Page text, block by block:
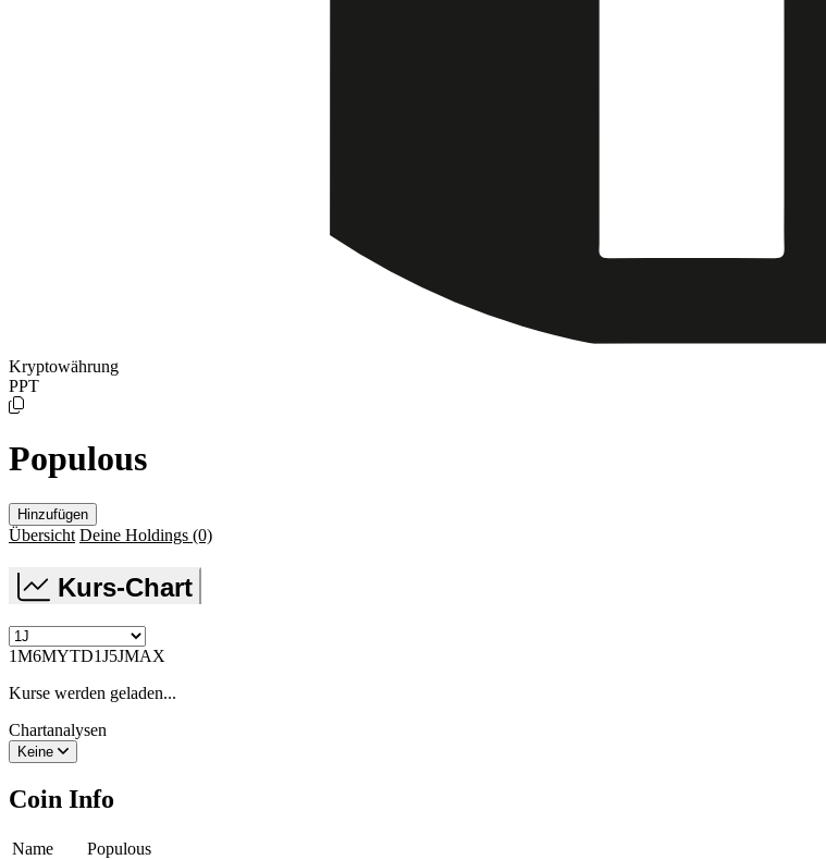
Kryptowährung
PPT
Populous
Hinzufügen
Übersicht Deine Holdings (0)
Kurs-Chart
1M6MYTD1J5JMAX
Kurse werden geladen...
Chartanalysen
Keine
Coin Info
Name
Populous